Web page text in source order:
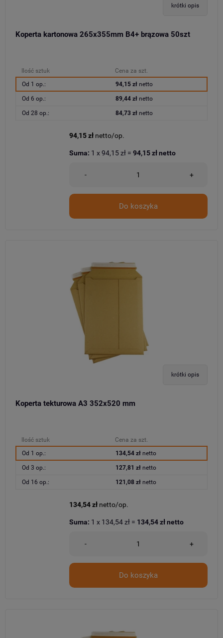
krótki opis
Koperta kartonowa 265x355mm B4+ brązowa 50szt
Ilość sztuk
Cena za szt.
Od 1 op.:
94,15 złnetto
Od 6 op.: 89,44 złnetto
Od 28 op.: 84,73 złnetto
94,15 zł netto/op.
- +
Do koszyka
Suma: 1 x94,15 zł = 94,15 złnetto
krótki opis
Koperta tekturowa A3 352x520 mm
Ilość sztuk
Cena za szt.
Od 1 op.:
134,54 złnetto
Od 3 op.: 127,81 złnetto
Od 16 op.: 121,08 złnetto
134,54 zł netto/op.
- +
Do koszyka
Suma: 1 x 134,54 zł = 134,54 złnetto